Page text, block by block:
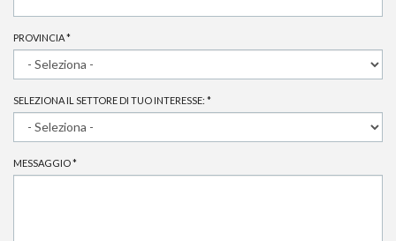
PROVINCIA*
SELEZIONA IL SETTORE DI TUO INTERESSE: *
MESSAGGIO*